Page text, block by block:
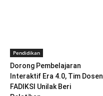
Pendidikan
Dorong Pembelajaran
Interaktif Era 4.0, Tim Dosen
FADIKSI Unilak Beri